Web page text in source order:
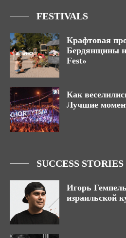
FESTIVALS
Крафтовая
Бердянщины
Fest»
Как
Лучшие
SUCCESS STORIES
Игорь
израильской